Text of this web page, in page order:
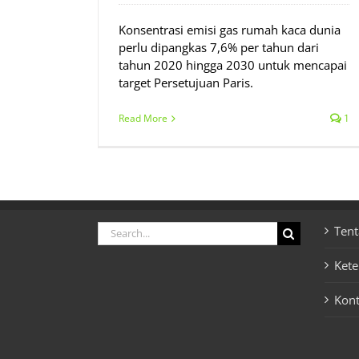
Konsentrasi emisi gas rumah kaca dunia
perlu dipangkas 7,6% per tahun dari
tahun 2020 hingga 2030 untuk mencapai
target Persetujuan Paris.
Read More 1
Search
for: